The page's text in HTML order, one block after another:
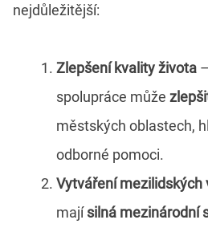
nejdůležitější:
Zlepšení kvality života
spolupráce může
městských oblastech,
odborné pomoci.
Vytváření mezilidských
majísilná mezinárodní